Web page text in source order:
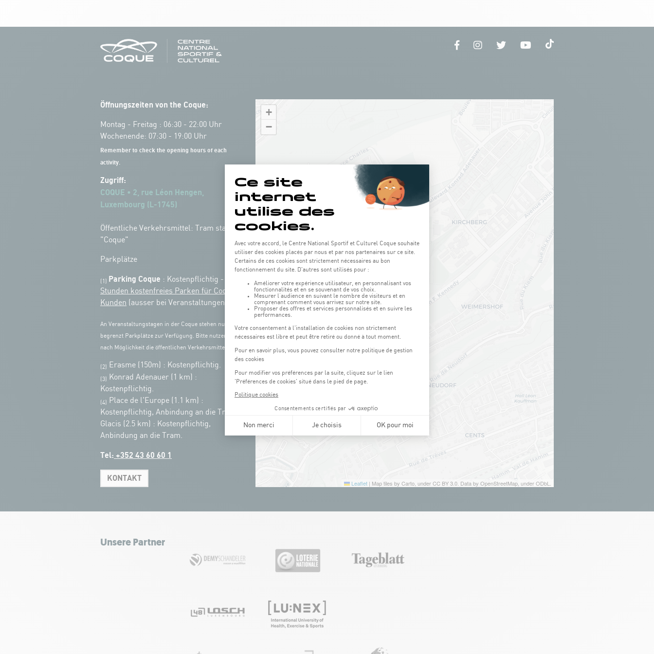
Öffnungszeiten von the Coque:
Montag - Freitag : 06:30 - 22:00 Uhr
Wochenende: 07:30 - 19:00 Uhr
Remember to check the opening hours of each
activity.
Zugriff:
COQUE • 2, rue Léon Hengen,
Luxembourg (L-1745)
Öffentliche Verkehrsmittel: Tram station
"Coque"
Parkplätze
(1) Parking Coque : Kostenpflichtig -
Stunden kostenfreies Parken für Coque
Kunden (ausser bei Veranstaltungen)
An Veranstaltungstagen in der Coque stehen nur
begrenzt Parkplätze zur Verfügung. Bitte nutzen Sie
nach Möglichkeit die öffentlichen Verkehrsmittel.
(2) Erasme (150m) : Kostenpflichtig.
(3) Konrad Adenauer (1 km)
:
Kostenpflichtig.
(4)
Place de l'Europe (1.1 km) :
Kostenpflichtig, Anbindung an die Tram.
Glacis (2.5 km) : Kostenpflichtig,
Anbindung an die Tram.
Tel: +352 43 60 60 1
KONTAKT
+
−
Leaflet | Map tiles by Carto, under CC BY 3.0. Data by OpenStreetMap, under ODbL.
Unsere Partner